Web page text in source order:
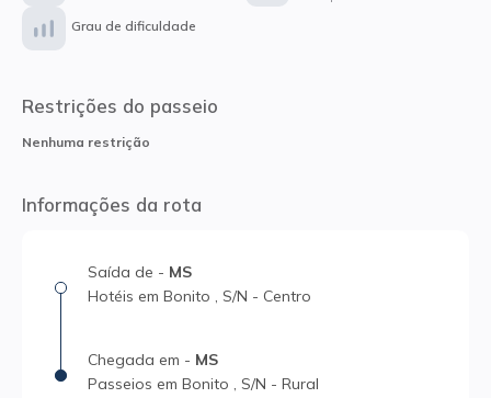
Grau de dificuldade
Restrições do passeio
Nenhuma restrição
Informações da rota
Saída de - MS
Hotéis em Bonito
S/N - Centro
Chegada em - MS
Passeios em Bonito
S/N - Rural